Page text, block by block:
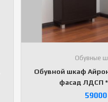
Обувные
Обувной шкаф
фасад ЛДСП *
59000